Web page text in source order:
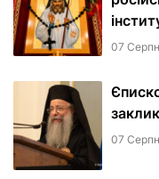
07
07